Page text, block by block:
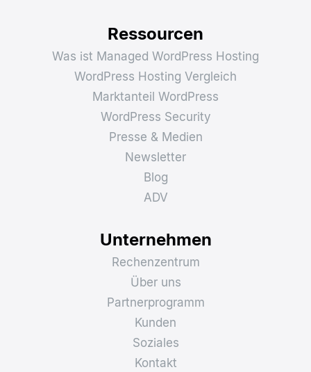
Ressourcen
Was ist Managed WordPress Hosting
WordPress Hosting Vergleich
Marktanteil WordPress
WordPress Security
Presse & Medien
Newsletter
Blog
ADV
Unternehmen
Rechenzentrum
Über uns
Partnerprogramm
Kunden
Soziales
Kontakt